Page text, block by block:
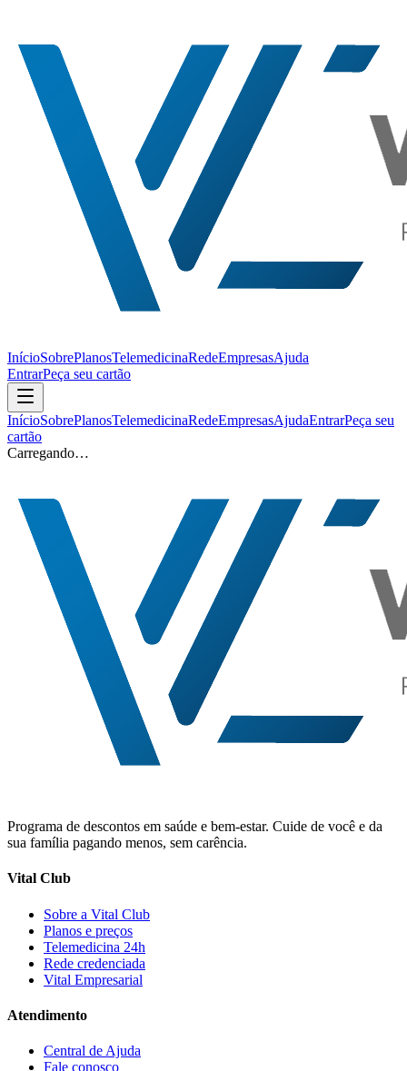
InícioSobrePlanosTelemedicinaRedeEmpresasAjuda
EntrarPeça seu cartão
InícioSobrePlanosTelemedicinaRedeEmpresasAjudaEntrarPeça seu
cartão
Carregando…
Programa de descontos em saúde e bem-estar. Cuide de você e da
sua família pagando menos, sem carência.
Vital Club
Sobre a Vital Club
Planos e preços
Telemedicina 24h
Rede credenciada
Vital Empresarial
Atendimento
Central de Ajuda
Fale conosco